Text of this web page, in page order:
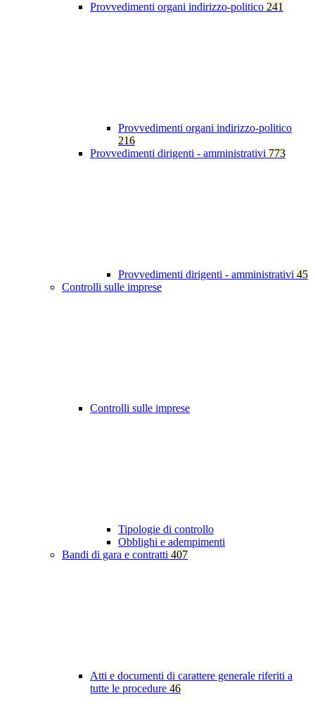
Provvedimenti organi indirizzo-politico 241
Provvedimenti organi indirizzo-politico
216
Provvedimenti dirigenti - amministrativi 773
Provvedimenti dirigenti - amministrativi 45
Controlli sulle imprese
Controlli sulle imprese
Tipologie di controllo
Obblighi e adempimenti
Bandi di gara e contratti 407
Atti e documenti di carattere generale riferiti a
tutte le procedure 46